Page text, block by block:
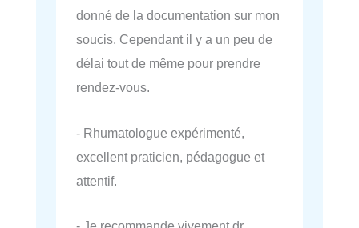
donné de la documentation sur mon
soucis. Cependant il y a un peu de
délai tout de même pour prendre
rendez-vous.
- Rhumatologue expérimenté,
excellent praticien, pédagogue et
attentif.